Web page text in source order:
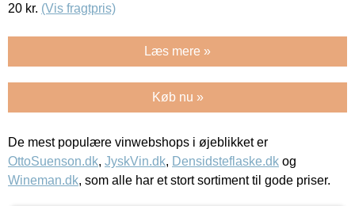
20 kr. (Vis fragtpris)
Læs mere »
Køb nu »
De mest populære vinwebshops i øjeblikket er
OttoSuenson.dk, JyskVin.dk, Densidsteflaske.dk og
Wineman.dk, som alle har et stort sortiment til gode priser.